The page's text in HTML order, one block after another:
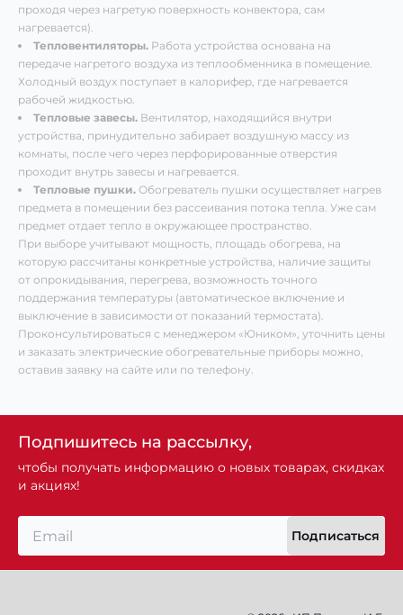
проходя через нагретую поверхность конвектора, сам
нагревается).
Тепловентиляторы. Работа устройства основана на
передаче нагретого воздуха из теплообменника в помещение.
Холодный воздух поступает в калорифер, где нагревается
рабочей жидкостью.
Тепловые завесы. Вентилятор, находящийся внутри
устройства, принудительно забирает воздушную массу из
комнаты, после чего через перфорированные отверстия
проходит внутрь завесы и нагревается.
Тепловые пушки. Обогреватель пушки осуществляет нагрев
предмета в помещении без рассеивания потока тепла. Уже сам
предмет отдает тепло в окружающее пространство.
При выборе учитывают мощность, площадь обогрева, на
которую рассчитаны конкретные устройства, наличие защиты
от опрокидывания, перегрева, возможность точного
поддержания температуры (автоматическое включение и
выключение в зависимости от показаний термостата).
Проконсультироваться с менеджером «Юником», уточнить цены
и заказать электрические обогревательные приборы можно,
оставив заявку на сайте или по телефону.
Подпишитесь на рассылку,
чтобы получать информацию о новых товарах, скидках
и акциях!
Подписаться